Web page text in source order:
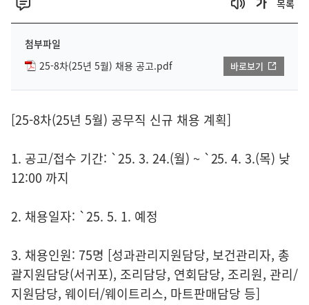
목록
첨부파일
25-8차(25년 5월) 채용 공고.pdf
바로보기
[25-8차(25년 5월) 공무직 신규 채용 계획]
1. 공고/접수 기간: `25. 3. 24.(월) ~ `25. 4. 3.(목) 낮
12:00 까지
2. 채용일자: `25. 5. 1. 예정
3. 채용인원: 75명 [성과관리지원담당, 보건관리자, 총
괄지원담당(서귀포), 조리담당, 연회담당, 조리원, 관리/
지원담당, 웨이터/웨이트리스, 마트판매담당 등]